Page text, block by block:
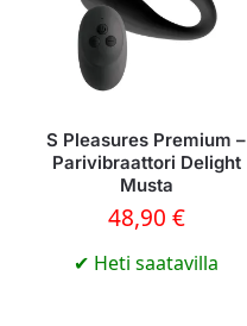
S Pleasures Premium –
Parivibraattori Delight
Musta
48,90 €
✔ Heti saatavilla